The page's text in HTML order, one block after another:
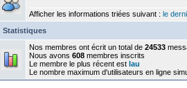
Afficher les informations triées suivant : le
Statistiques
Nos membres ont écrit un total de 24533
Nous avons 608 membres inscrits
Le membre le plus récent est lau
Le nombre maximum d'utilisateurs en ligne